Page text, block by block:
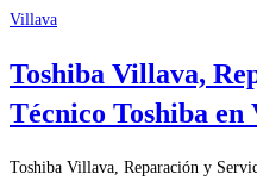
Villava
Toshiba Villava,
Técnico Toshiba en
Toshiba Villava, Reparación y